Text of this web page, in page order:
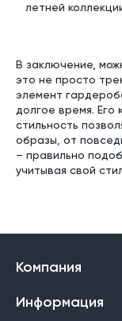
летней
В заключение,
это не просто
элемент
долгое время. Его
стильность
образы, от
– правильно
учитывая свой
Компания
Информация